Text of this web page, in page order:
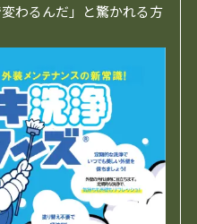
わるんだ」と驚かれる方